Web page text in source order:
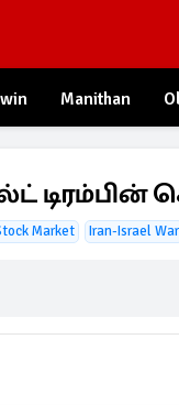
Manithan
Market Iran-Israel War